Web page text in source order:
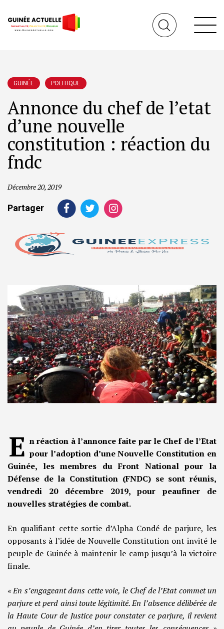
GUINÉE POLITIQUE
Annonce du chef de l’etat
d’une nouvelle
constitution : réaction du
fndc
Décembre 20, 2019
Partager
E n réaction à l’annonce faite par le Chef de l’Etat
pour l’adoption d’une Nouvelle Constitution en
Guinée, les membres du Front National pour la
Défense de la Constitution (FNDC) se sont réunis,
vendredi 20 décembre 2019, pour peaufiner de
nouvelles stratégies de combat.
En qualifiant cette sortie d’Alpha Condé de parjure, les
opposants à l’idée de Nouvelle Constitution ont invité le
peuple de Guinée à maintenir le camp jusqu’à la victoire
finale.
« En s’engageant dans cette voie, le Chef de l’Etat commet un
parjure et perd ainsi toute légitimité. En l’absence délibérée de
la Haute Cour de Justice pour constater ce parjure, il revient